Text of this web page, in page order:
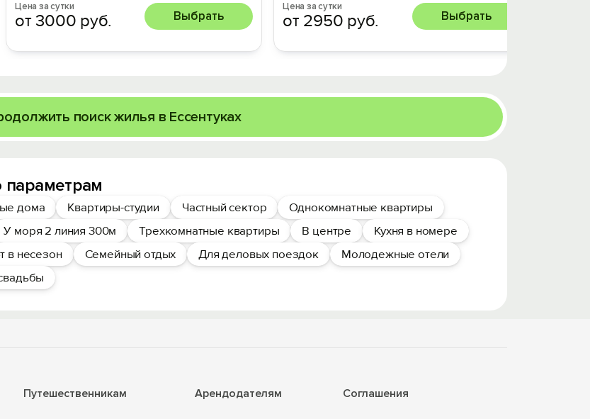
Цена за сутки
от 3000 руб. Выбрать
Цена за сутки
от 2950 руб. Выбрать
поиск жилья в Ессентуках
параметрам
дома Квартиры-студии Частный сектор
Однокомнатные квартиры
У моря 2 линия 300м Трехкомнатные квартиры В центре
Кухня в номере
в несезон Семейный отдых Для деловых поездок
Молодежные отели
Путешественникам Арендодателям Соглашения